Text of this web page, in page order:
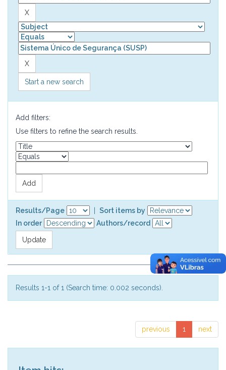
Start a new search
Add filters:
Use filters to refine the search results.
Results/Page
Sort items by
In order
Authors/record
Results 1-1 of 1 (Search time: 0.002 seconds).
previous 1 next